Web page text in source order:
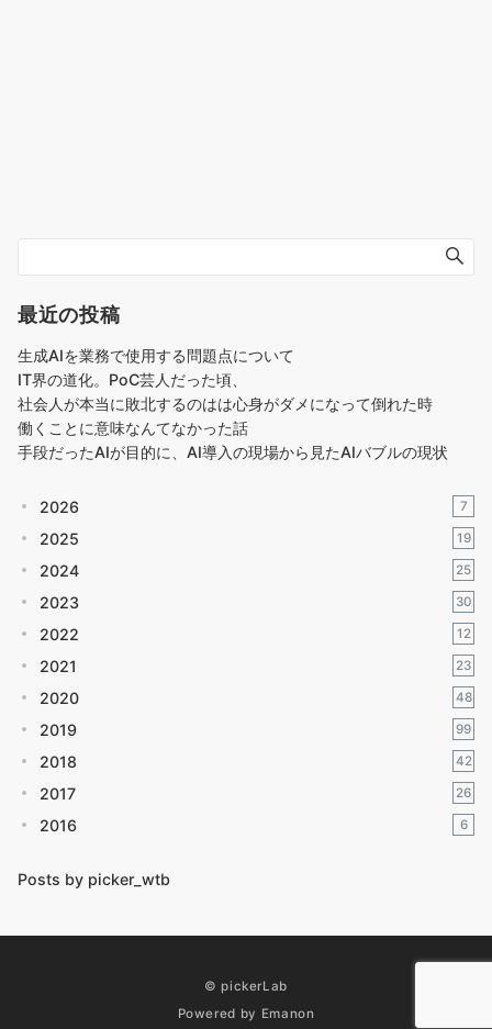
最近の投稿
生成AIを業務で使用する問題点について
IT界の道化。PoC芸人だった頃、
社会人が本当に敗北するのはは心身がダメになって倒れた時
働くことに意味なんてなかった話
手段だったAIが目的に、AI導入の現場から見たAIバブルの現状
2026 7
2025 19
2024 25
2023 30
2022 12
2021 23
2020 48
2019 99
2018 42
2017 26
2016 6
Posts by picker_wtb
© pickerLab
Powered by Emanon